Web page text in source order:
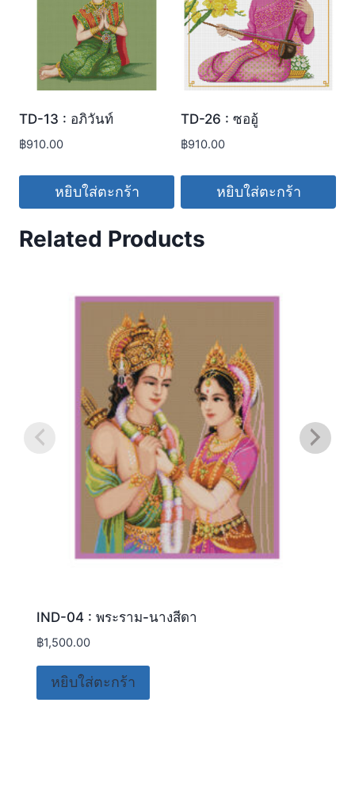
TD-13 : อภิวันท์
฿910.00
หยิบใส่ตะกร้า
TD-26 : ซออู้
฿910.00
หยิบใส่ตะกร้า
Related Products
IND-04 : พระราม-นางสีดา
฿1,500.00
หยิบใส่ตะกร้า